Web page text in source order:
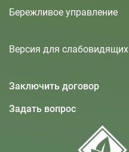
Бережливое управление
Версия для слабовидящих
Заключить договор
Задать вопрос